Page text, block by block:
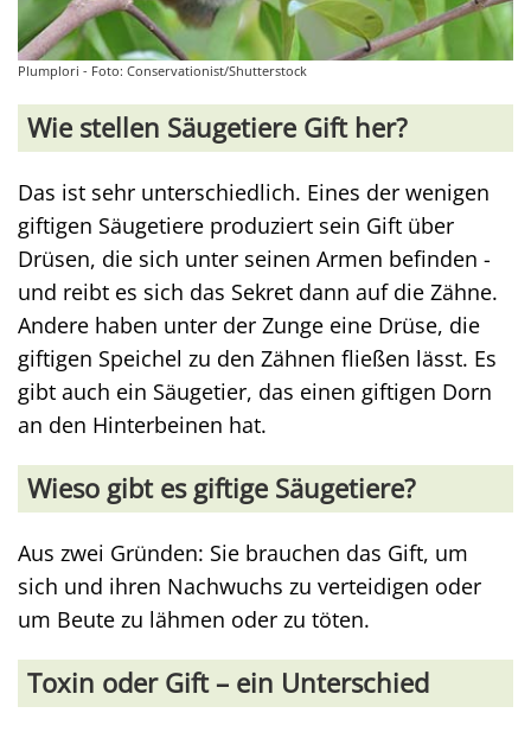
Plumplori - Foto: Conservationist/Shutterstock
Wie stellen Säugetiere Gift her?
Das ist sehr unterschiedlich. Eines der wenigen
giftigen Säugetiere produziert sein Gift über
Drüsen, die sich unter seinen Armen befinden -
und reibt es sich das Sekret dann auf die Zähne.
Andere haben unter der Zunge eine Drüse, die
giftigen Speichel zu den Zähnen fließen lässt. Es
gibt auch ein Säugetier, das einen giftigen Dorn
an den Hinterbeinen hat.
Wieso gibt es giftige Säugetiere?
Aus zwei Gründen: Sie brauchen das Gift, um
sich und ihren Nachwuchs zu verteidigen oder
um Beute zu lähmen oder zu töten.
Toxin oder Gift – ein Unterschied